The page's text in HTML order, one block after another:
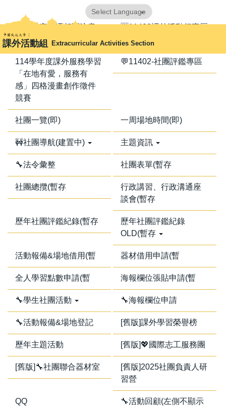
到
主
要
內
課外活動組 Extracurricular Activities Section
Translate
📢器材室搬遷相關注意
事項📢
🈺11402課外活動行事曆
114學年度課外服務學習
「在地有愛，服務有
感」四格漫畫創作徵件
競賽
💬11402-社團評鑑專區
社團一覽(即) 一周場地時間(即)
🚧社團導航(建置中) 主題資訊
🔧法令彙整 社團表單(暫存
社團總攬(暫存
行政講習、行政溝通座
談會(暫存
歷年社團評鑑紀錄(暫存
歷年社團評鑑紀錄
OLD(暫存
活動報備&場地借用(暫 器材借用申請(暫
全人學習點數申請(暫 海報欄位張貼申請(暫
🔧學生社團活動 🔧海報欄位申請
🔧活動報備&場地登記 [舊版]課外學習榮譽榜
歷年主題活動 [舊版]💖國際志工服務團
[舊版]🔧社團聯合器材室
[舊版]2025社團負責人研
習營
QQ
🔧活動回顧(左側不顯示